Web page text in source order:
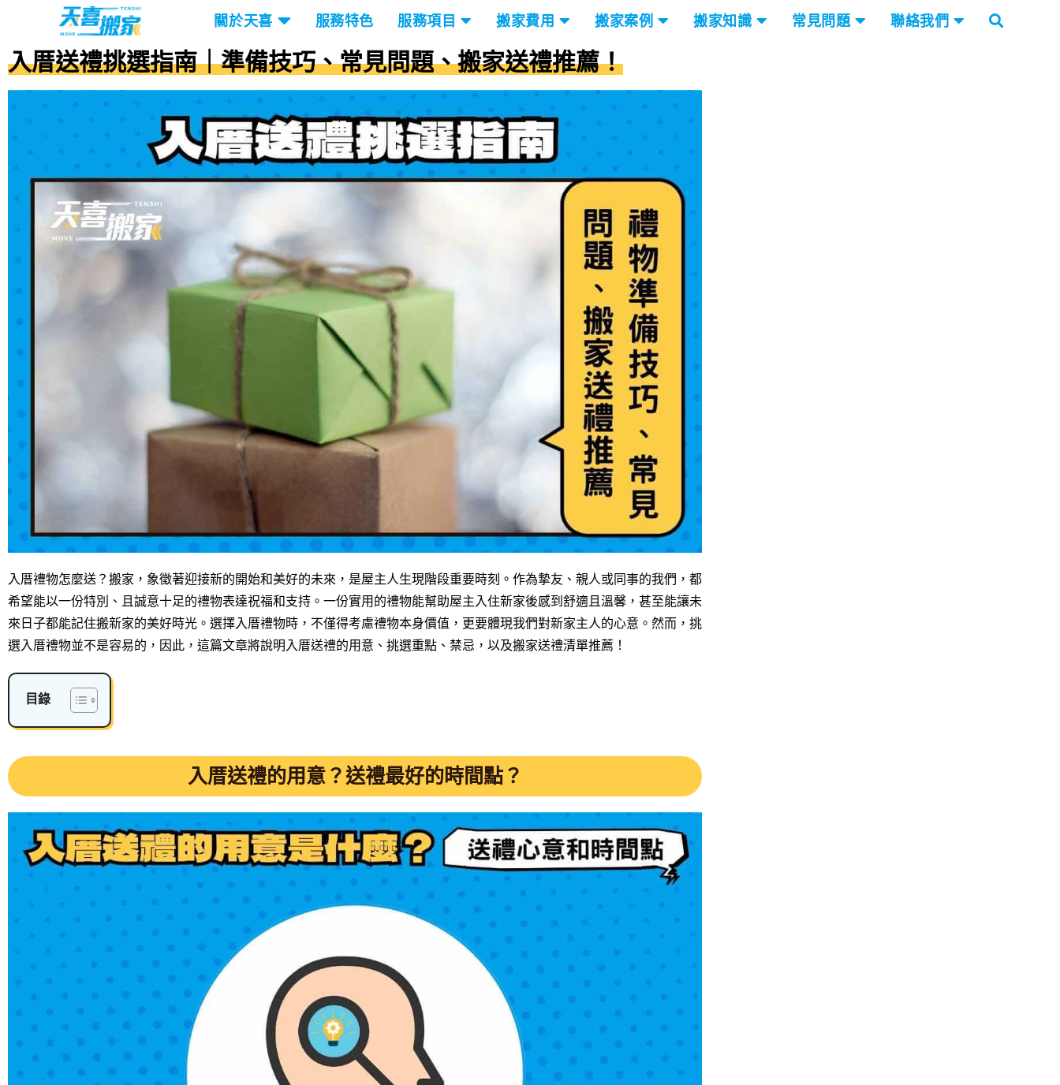
關於天喜 服務特色 服務項目 搬家費用 搬家案例 搬家知識 常見問題 聯絡我們
入厝送禮挑選指南｜準備技巧、常見問題、搬家送禮推薦！
入厝禮物怎麼送？搬家，象徵著迎接新的開始和美好的未來，是屋主人生現階段重要時刻。作為摯友、親人或同事的我們，都
希望能以一份特別、且誠意十足的禮物表達祝福和支持。一份實用的禮物能幫助屋主入住新家後感到舒適且溫馨，甚至能讓未
來日子都能記住搬新家的美好時光。選擇入厝禮物時，不僅得考慮禮物本身價值，更要體現我們對新家主人的心意。然而，挑
選入厝禮物並不是容易的，因此，這篇文章將說明入厝送禮的用意、挑選重點、禁忌，以及搬家送禮清單推薦！
目錄
入厝送禮的用意？送禮最好的時間點？